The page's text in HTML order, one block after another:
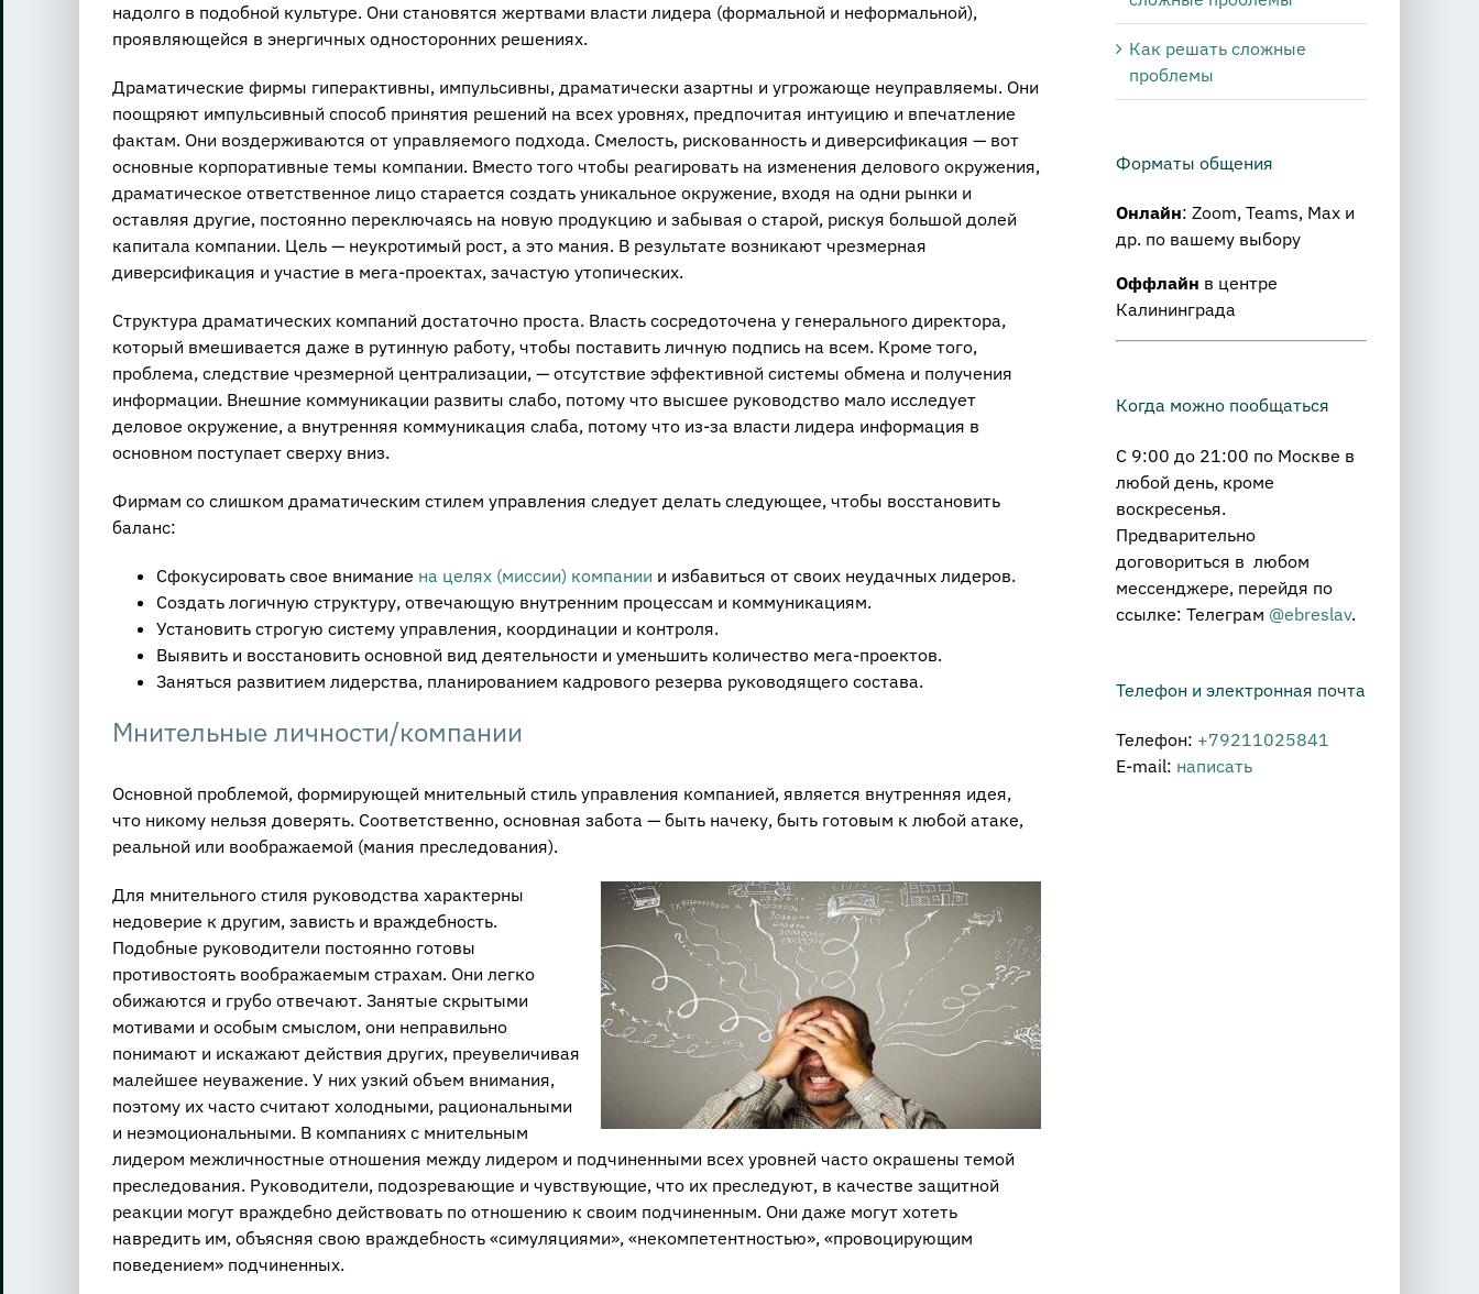
надолго в подобной культуре. Они становятся жертвами власти лидера (формальной и неформальной),
проявляющейся в энергичных односторонних решениях.
Драматические фирмы гиперактивны, импульсивны, драматически азартны и угрожающе неуправляемы. Они
поощряют импульсивный способ принятия решений на всех уровнях, предпочитая интуицию и впечатление
фактам. Они воздерживаются от управляемого подхода. Смелость, рискованность и диверсификация — вот
основные корпоративные темы компании. Вместо того чтобы реагировать на изменения делового окружения,
драматическое ответственное лицо старается создать уникальное окружение, входя на одни рынки и
оставляя другие, постоянно переключаясь на новую продукцию и забывая о старой, рискуя большой долей
капитала компании. Цель — неукротимый рост, а это мания. В результате возникают чрезмерная
диверсификация и участие в мега-проектах, зачастую утопических.
Структура драматических компаний достаточно проста. Власть сосредоточена у генерального директора,
который вмешивается даже в рутинную работу, чтобы поставить личную подпись на всем. Кроме того,
проблема, следствие чрезмерной централизации, — отсутствие эффективной системы обмена и получения
информации. Внешние коммуникации развиты слабо, потому что высшее руководство мало исследует
деловое окружение, а внутренняя коммуникация слаба, потому что из-за власти лидера информация в
основном поступает сверху вниз.
Фирмам со слишком драматическим стилем управления следует делать следующее, чтобы восстановить
баланс:
Сфокусировать свое внимание на целях (миссии) компании и избавиться от своих неудачных лидеров.
Создать логичную структуру, отвечающую внутренним процессам и коммуникациям.
Установить строгую систему управления, координации и контроля.
Выявить и восстановить основной вид деятельности и уменьшить количество мега-проектов.
Заняться развитием лидерства, планированием кадрового резерва руководящего состава.
Мнительные личности/компании
Основной проблемой, формирующей мнительный стиль управления компанией, является внутренняя идея,
что никому нельзя доверять. Соответственно, основная забота — быть начеку, быть готовым к любой атаке,
реальной или воображаемой (мания преследования).
Для мнительного стиля руководства характерны
недоверие к другим, зависть и враждебность.
Подобные руководители постоянно готовы
противостоять воображаемым страхам. Они легко
обижаются и грубо отвечают. Занятые скрытыми
мотивами и особым смыслом, они неправильно
понимают и искажают действия других, преувеличивая
малейшее неуважение. У них узкий объем внимания,
поэтому их часто считают холодными, рациональными
и неэмоциональными. В компаниях с мнительным
лидером межличностные отношения между лидером и подчиненными всех уровней часто окрашены темой
преследования. Руководители, подозревающие и чувствующие, что их преследуют, в качестве защитной
реакции могут враждебно действовать по отношению к своим подчиненным. Они даже могут хотеть
навредить им, объясняя свою враждебность «симуляциями», «некомпетентностью», «провоцирующим
поведением» подчиненных.
Как решать сложные
проблемы
Форматы общения
Онлайн: Zoom, Teams, Max и
др. по вашему выбору
Оффлайн в центре
Калининграда
Когда можно пообщаться
С 9:00 до 21:00 по Москве в
любой день, кроме
воскресенья.
Предварительно
договориться в любом
мессенджере, перейдя по
ссылке: Телеграм @ebreslav.
Телефон и электронная почта
Телефон: +79211025841
E-mail: написать